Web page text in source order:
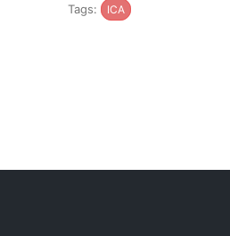
Tags: ICA